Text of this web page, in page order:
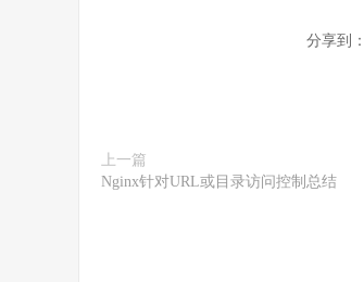
分享到：
上一篇
Nginx针对URL或目录访问控制总结